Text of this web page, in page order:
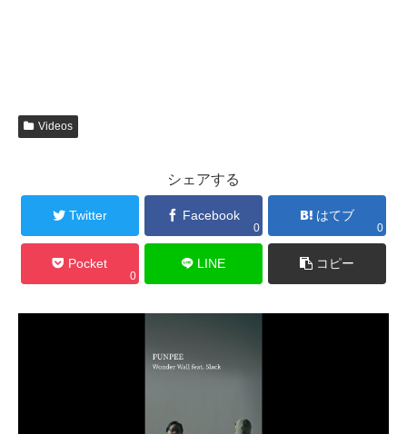
Videos
シェアする
Twitter Facebook
0
はてブ
0
Pocket
0
LINE コピー